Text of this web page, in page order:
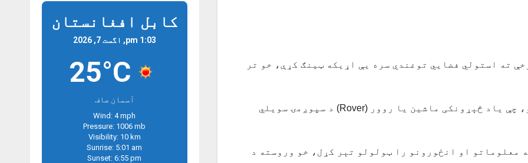
ته استولي فضايي توغندي سره یې اړیکه ټينګ کړې، خو تر
هند شاوخوا یوه میاشت مخکې په دې بریالی شو، چې یاد څېړونکی ماشین یا روور (Rover) د سپوږمۍ سویلي
معلوماتو او انځورونو را ټولولو تېر کړل، خو وروسته د
کابل افغانستان
1:03 pm, اگست 7, 2026
25°C
آسمان صاف
Wind: 4 mph
Pressure: 1006 mb
Visibility: 10 km
Sunrise: 5:01 am
Sunset: 6:55 pm